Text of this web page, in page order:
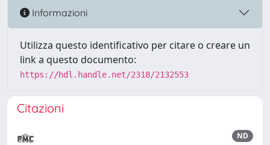
Informazioni
Utilizza questo identificativo per citare o creare un
link a questo documento:
https://hdl.handle.net/2318/2132553
Citazioni
ND